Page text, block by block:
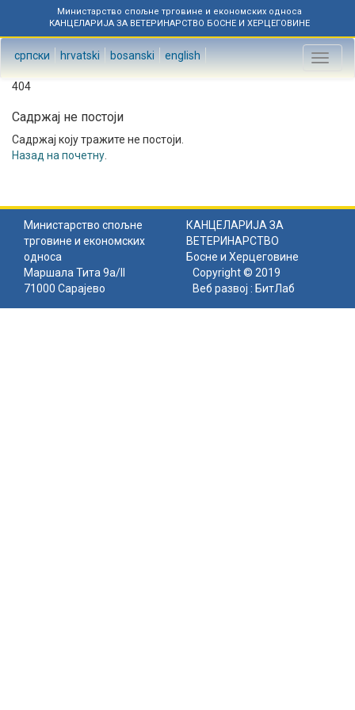
Министарство спољне трговине и економских односа
КАНЦЕЛАРИЈА ЗА ВЕТЕРИНАРСТВО БОСНЕ И ХЕРЦЕГОВИНЕ
српски hrvatski bosanski english
Toggle
404
Садржај не постоји
Садржај коју тражите не постоји.
Назад на почетну
Министарство спољне
трговине и економских
односа
КАНЦЕЛАРИЈА ЗА
ВЕТЕРИНАРСТВО
Босне и Херцеговине
Маршала Тита 9а/II
71000 Сарајево
Copyright © 2019
Веб развој : БитЛаб